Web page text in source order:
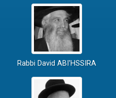
Rabbi David ABI'HSSIRA